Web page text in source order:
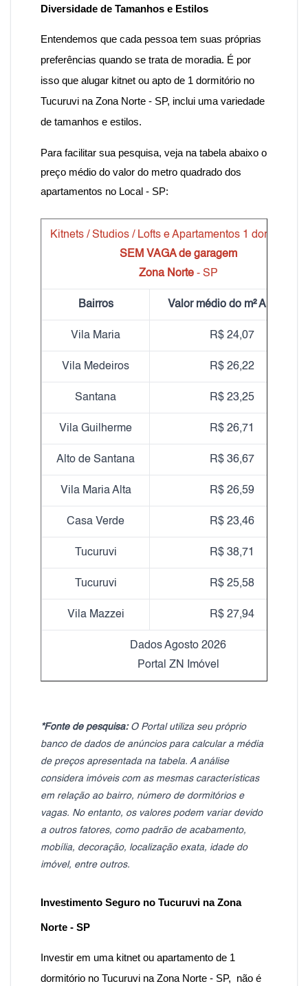
Diversidade de Tamanhos e Estilos
Entendemos que cada pessoa tem suas próprias
preferências quando se trata de moradia. É por
isso que alugar kitnet ou apto de 1 dormitório no
Tucuruvi na Zona Norte - SP, inclui uma variedade
de tamanhos e estilos.
Para facilitar sua pesquisa, veja na tabela abaixo o
preço médio do valor do metro quadrado dos
apartamentos no Local - SP:
Kitnets / Studios / Lofts e Apartamentos 1 dormitórios
SEM VAGA de garagem
Zona Norte- SP
Bairros Valor médio do m² Aluguel
Vila Maria R$ 24,07
Vila Medeiros R$ 26,22
Santana R$ 23,25
Vila Guilherme R$ 26,71
Alto de Santana R$ 36,67
Vila Maria Alta R$ 26,59
Casa Verde R$ 23,46
Tucuruvi R$ 38,71
Tucuruvi R$ 25,58
Vila Mazzei R$ 27,94
Dados Agosto 2026
Portal ZN Imóvel
*Fonte de pesquisa:O Portal utiliza seu próprio
banco de dados de anúncios para calcular a média
de preços apresentada na tabela. A análise
considera imóveis com as mesmas características
em relação ao bairro, número de dormitórios e
vagas. No entanto, os valores podem variar devido
a outros fatores, como padrão de acabamento,
mobília, decoração, localização exata, idade do
imóvel, entre outros.
Investimento Seguro no Tucuruvi na Zona
Norte - SP
Investir em uma kitnet ou apartamento de 1
dormitório no Tucuruvi na Zona Norte - SP, não é